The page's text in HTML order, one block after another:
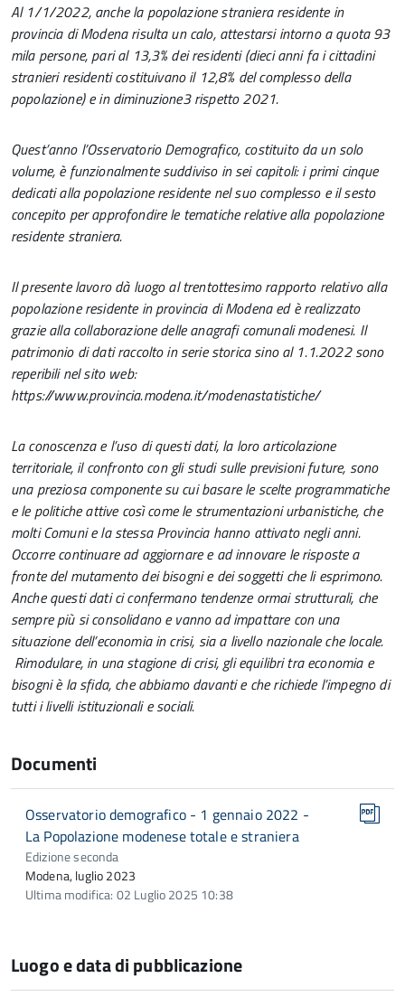
Al 1/1/2022, anche la popolazione straniera residente in
provincia di Modena risulta un calo, attestarsi intorno a quota 93
mila persone, pari al 13,3% dei residenti (dieci anni fa i cittadini
stranieri residenti costituivano il 12,8% del complesso della
popolazione) e in diminuzione3 rispetto 2021.
Quest’anno l’Osservatorio Demografico, costituito da un solo
volume, è funzionalmente suddiviso in sei capitoli: i primi cinque
dedicati alla popolazione residente nel suo complesso e il sesto
concepito per approfondire le tematiche relative alla popolazione
residente straniera.
Il presente lavoro dà luogo al trentottesimo rapporto relativo alla
popolazione residente in provincia di Modena ed è realizzato
grazie alla collaborazione delle anagrafi comunali modenesi. Il
patrimonio di dati raccolto in serie storica sino al 1.1.2022 sono
reperibili nel sito web:
https://www.provincia.modena.it/modenastatistiche/
La conoscenza e l’uso di questi dati, la loro articolazione
territoriale, il confronto con gli studi sulle previsioni future, sono
una preziosa componente su cui basare le scelte programmatiche
e le politiche attive così come le strumentazioni urbanistiche, che
molti Comuni e la stessa Provincia hanno attivato negli anni.
Occorre continuare ad aggiornare e ad innovare le risposte a
fronte del mutamento dei bisogni e dei soggetti che li esprimono.
Anche questi dati ci confermano tendenze ormai strutturali, che
sempre più si consolidano e vanno ad impattare con una
situazione dell’economia in crisi, sia a livello nazionale che locale.
Rimodulare, in una stagione di crisi, gli equilibri tra economia e
bisogni è la sfida, che abbiamo davanti e che richiede l’impegno di
tutti i livelli istituzionali e sociali.
Documenti
Osservatorio demografico - 1 gennaio 2022 -
La Popolazione modenese totale e straniera
Edizione seconda
Modena, luglio 2023
Ultima modifica: 02 Luglio 2025 10:38
Luogo e data di pubblicazione